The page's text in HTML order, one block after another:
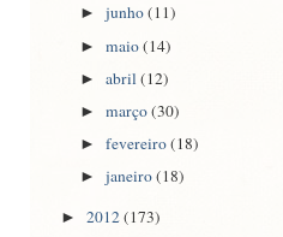
►junho(11)
►maio(14)
►abril(12)
►março(30)
►fevereiro(18)
►janeiro(18)
► 2012(173)